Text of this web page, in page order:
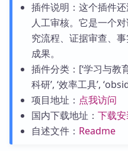
插件说明：这个插件
人工审核。它是一个
究流程、证据审查、
成果。
插件分类：[‘学习与教
科研’, ‘效率工具’,
项目地址： 点我访问
国内下载地址： 下载
自述文件： Readme